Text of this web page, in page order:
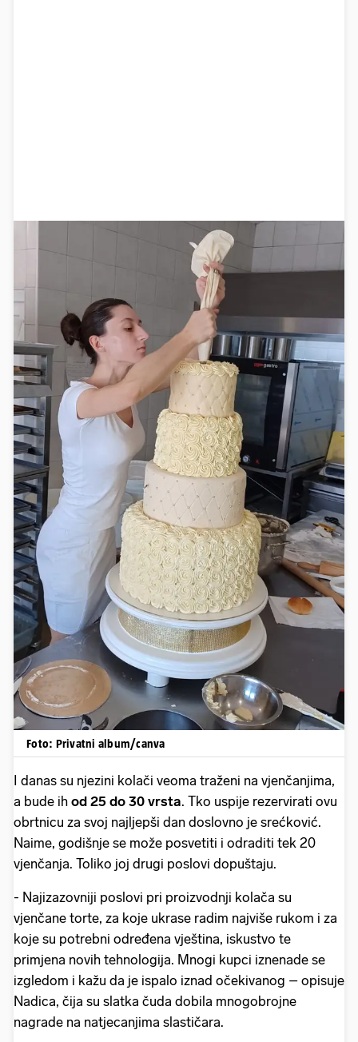
Foto: Privatni album/canva
I danas su njezini kolači veoma traženi na vjenčanjima,
a bude ih od 25 do 30 vrsta. Tko uspije rezervirati ovu
obrtnicu za svoj najljepši dan doslovno je srećković.
Naime, godišnje se može posvetiti i odraditi tek 20
vjenčanja. Toliko joj drugi poslovi dopuštaju.
- Najizazovniji poslovi pri proizvodnji kolača su
vjenčane torte, za koje ukrase radim najviše rukom i za
koje su potrebni određena vještina, iskustvo te
primjena novih tehnologija. Mnogi kupci iznenade se
izgledom i kažu da je ispalo iznad očekivanog – opisuje
Nadica, čija su slatka čuda dobila mnogobrojne
nagrade na natjecanjima slastičara.